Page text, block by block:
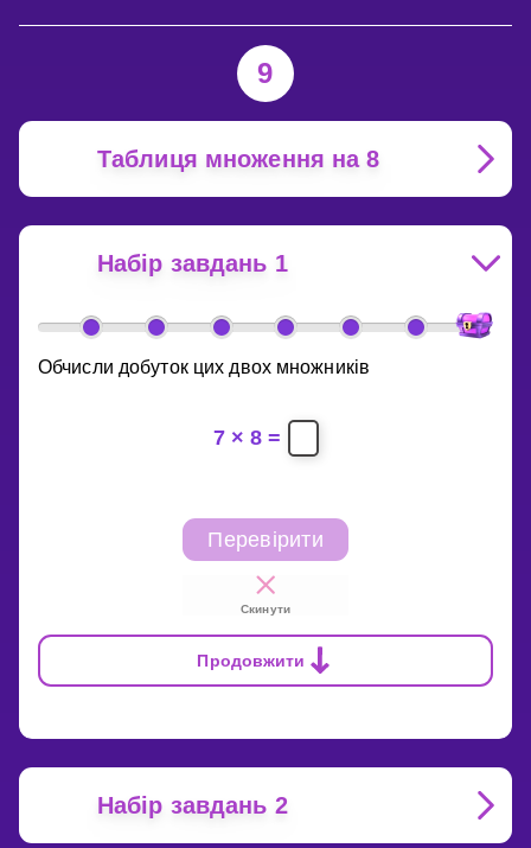
9
Таблиця множення на 8
Набір завдань 1
Обчисли добуток цих двох множників
7× 8 =
Перевірити
Скинути
Продовжити
Набір завдань 2